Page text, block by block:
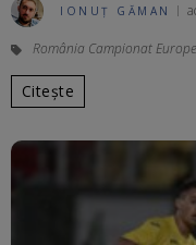
IONUȚ GĂMAN
România Campionat
Citește